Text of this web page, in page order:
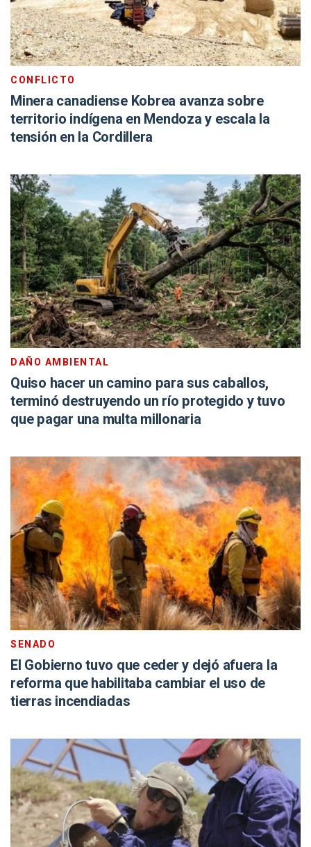
CONFLICTO
Minera canadiense Kobrea avanza sobre
territorio indígena en Mendoza y escala la
tensión en la Cordillera
DAÑO AMBIENTAL
Quiso hacer un camino para sus caballos,
terminó destruyendo un río protegido y tuvo
que pagar una multa millonaria
SENADO
El Gobierno tuvo que ceder y dejó afuera la
reforma que habilitaba cambiar el uso de
tierras incendiadas